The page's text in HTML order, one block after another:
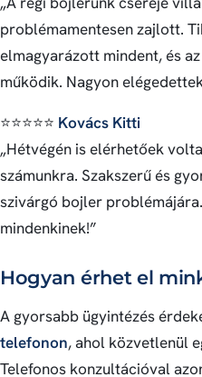
problémamentesen zajlott.
elmagyarázott mindent, és
működik. Nagyon
⭐⭐⭐⭐⭐ Kovács Kitti
„Hétvégén is elérhetőek
számunkra. Szakszerű és
szivárgó bojler
mindenkinek!”
Hogyan érhet el
A gyorsabb ügyintézés
telefonon, ahol közvetlenül
Telefonos konzultációval